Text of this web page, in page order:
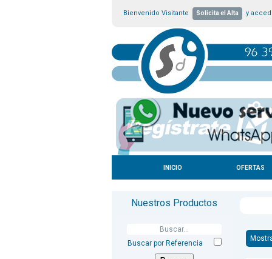
Bienvenido Visitante Solicita el Alta y
INICIO OFERTAS
Nuestros Productos
Buscar por Referencia